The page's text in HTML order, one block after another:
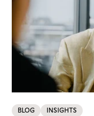
BLOG INSIGHTS